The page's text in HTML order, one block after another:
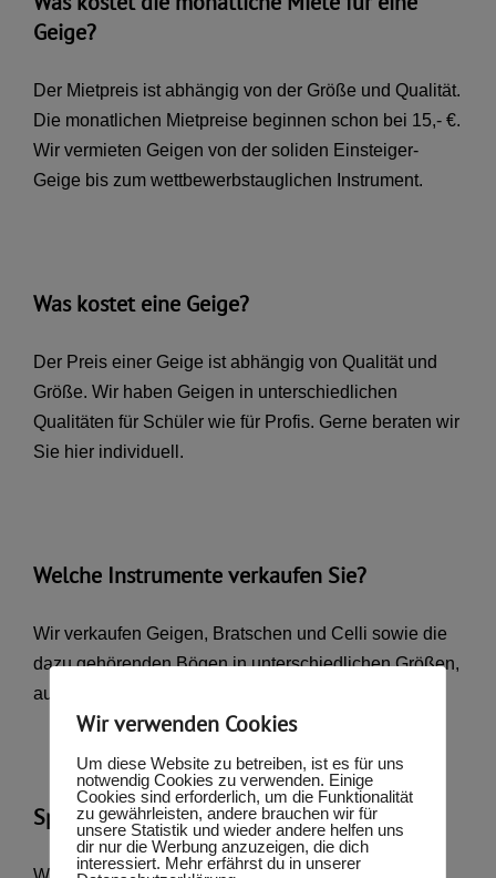
Geige?
Der Mietpreis ist abhängig von der Größe und Qualität.
Die monatlichen Mietpreise beginnen schon bei 15,- €.
Wir vermieten Geigen von der soliden Einsteiger-
Geige bis zum wettbewerbstauglichen Instrument.
Was kostet eine Geige?
Der Preis einer Geige ist abhängig von Qualität und
Größe. Wir haben Geigen in unterschiedlichen
Qualitäten für Schüler wie für Profis. Gerne beraten wir
Sie hier individuell.
Welche Instrumente verkaufen Sie?
Wir verkaufen Geigen, Bratschen und Celli sowie die
dazu gehörenden Bögen in unterschiedlichen Größen,
auch als Set.
Spielen Sie selbst Geige?
Wir verwenden Cookies
Um diese Website zu betreiben, ist es für uns
notwendig Cookies zu verwenden. Einige
Cookies sind erforderlich, um die Funktionalität
zu gewährleisten, andere brauchen wir für
unsere Statistik und wieder andere helfen uns
dir nur die Werbung anzuzeigen, die dich
interessiert. Mehr erfährst du in unserer